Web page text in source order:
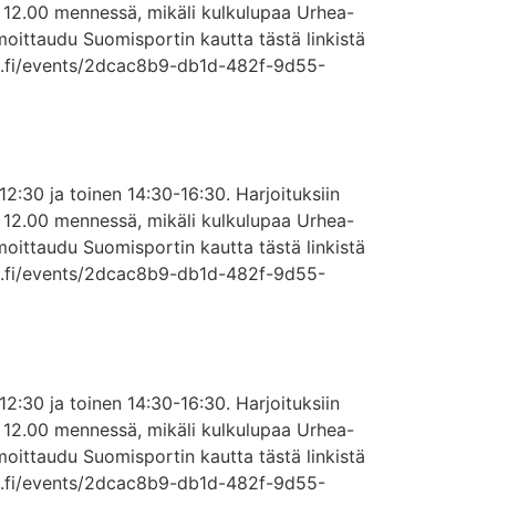
mennessä, mikäli kulkulupaa Urhea-
Suomisportin kautta tästä linkistä
events/2dcac8b9-db1d-482f-9d55-
ja toinen 14:30-16:30. Harjoituksiin
mennessä, mikäli kulkulupaa Urhea-
Suomisportin kautta tästä linkistä
events/2dcac8b9-db1d-482f-9d55-
ja toinen 14:30-16:30. Harjoituksiin
mennessä, mikäli kulkulupaa Urhea-
Suomisportin kautta tästä linkistä
events/2dcac8b9-db1d-482f-9d55-